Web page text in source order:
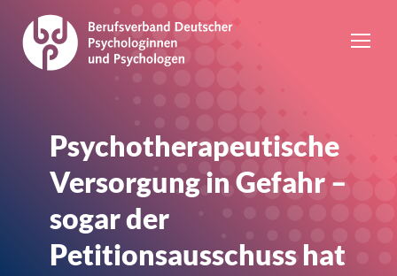
Psychotherapeutische
Versorgung in Gefahr –
sogar der
Petitionsausschuss hat